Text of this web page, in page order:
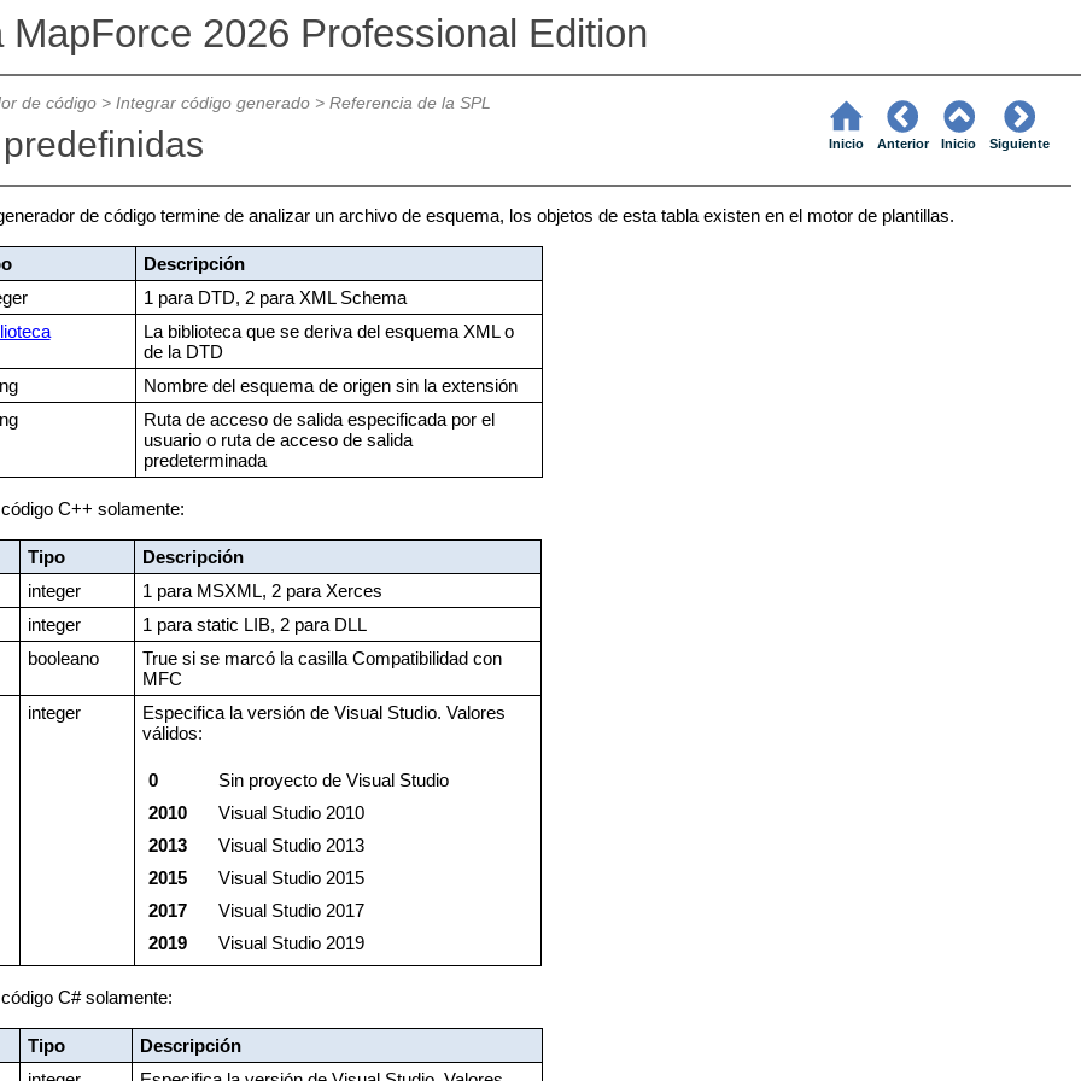
MapForce 2026 Professional Edition
de código> Integrar código generado> Referencia de la SPL
Inicio Anterior Inicio Siguiente
de código termine de analizar un archivo de esquema, los objetos de esta tabla existen en el motor de plantillas.
Descripción
1 para DTD, 2 para XML Schema
La biblioteca que se deriva del esquema XML o
de la DTD
Nombre del esquema de origen sin la extensión
Ruta de acceso de salida especificada por el
usuario o ruta de acceso de salida
predeterminada
C++ solamente:
Tipo
Descripción
integer
1 para MSXML, 2 para Xerces
integer
1 para static LIB, 2 para DLL
booleano
True si se marcó la casilla Compatibilidad con
MFC
integer
Especifica la versión de Visual Studio. Valores
válidos:
0
Sin proyecto de Visual Studio
2010
Visual Studio 2010
2013
Visual Studio 2013
2015
Visual Studio 2015
2017
Visual Studio 2017
2019
Visual Studio 2019
C# solamente:
Tipo
Descripción